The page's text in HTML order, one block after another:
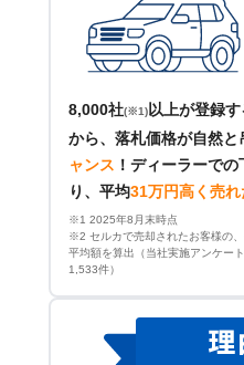
8,000社(※1) 以上が登録
から、落札価格が自然と
ャンス ！ ディーラーでの
り、平均31万円高く売れ
※1 2025年8月末時点
※2 セルカで売却されたお客様の
平均額を算出（当社実施アンケー
1,533件）